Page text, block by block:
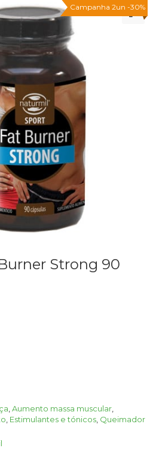
Campanha 2un -30%
Strong 90
Aumento massa muscular
Estimulantes e tónicos Queimador